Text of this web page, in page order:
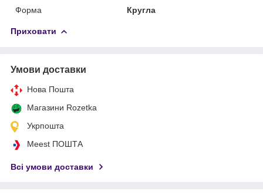
Форма
Кругла
Приховати
Умови доставки
Нова Пошта
Магазини Rozetka
Укрпошта
Meest ПОШТА
Всі умови доставки